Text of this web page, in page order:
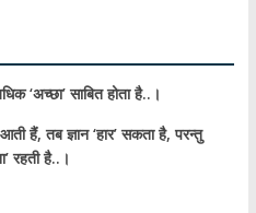
‘अच्छा’ साबित होता है..।
आती हैं,तब ज्ञान ‘हार’ सकता है,परन्तु
रहती है..।